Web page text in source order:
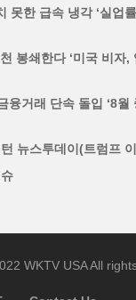
못한 급속 냉각 ‘실업
봉쇄한다 ‘미국 비자,
융거래 단속 돌입 ‘8월
뉴스투데이(트럼프
WKTV USA All